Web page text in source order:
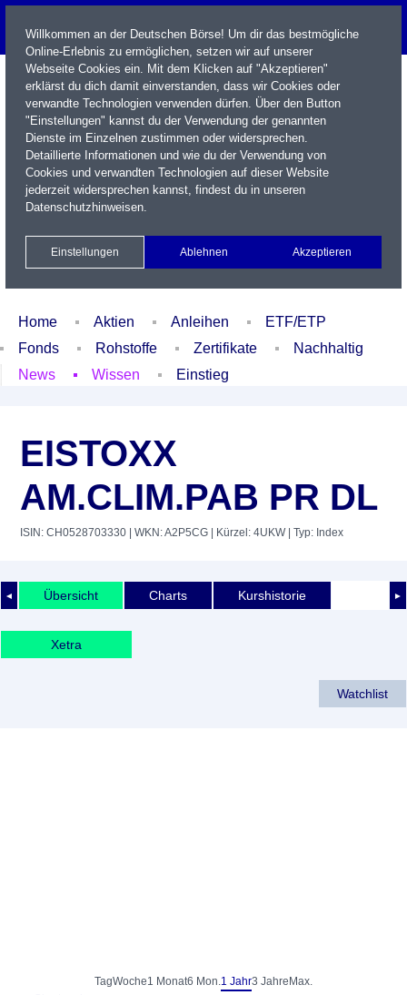
Name / WKN / ISIN / Kürzel
Xetra Realtime
Watchlist Portfolio Login
Home Aktien Anleihen
ETF/ETP
Fonds
Rohstoffe Zertifikate
Nachhaltig
News
Wissen Einstieg
EISTOXX
AM.CLIM.PAB PR DL
ISIN: CH0528703330 | WKN: A2P5CG | Kürzel: 4UKW| Typ: Index
◄ ►
Übersicht Charts Kurshistorie
Xetra
Watchlist
TagWoche1 Monat6 Mon.1 Jahr3 Jahre Max.
Willkommen an der Deutschen Börse! Um dir das bestmögliche
Online-Erlebnis zu ermöglichen, setzen wir auf unserer
Webseite Cookies ein. Mit dem Klicken auf "Akzeptieren"
erklärst du dich damit einverstanden, dass wir Cookies oder
verwandte Technologien verwenden dürfen. Über den Button
"Einstellungen" kannst du der Verwendung der genannten
Dienste im Einzelnen zustimmen oder widersprechen.
Detaillierte Informationen und wie du der Verwendung von
Cookies und verwandten Technologien auf dieser Website
jederzeit widersprechen kannst, findest du in unseren
Datenschutzhinweisen.
Einstellungen Ablehnen Akzeptieren